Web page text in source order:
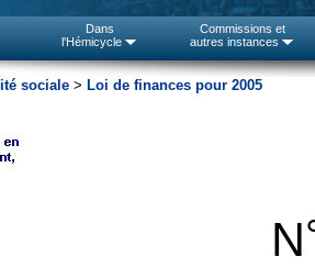
Dans
l'Hémicycle
Commissions et
autres instances
sociale > Loi de finances pour 2005
N